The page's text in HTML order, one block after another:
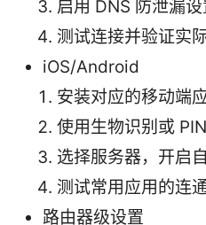
启用 DNS 防泄漏设
测试连接并验证实
iOS/Android
安装对应的移动端
使用生物识别或
选择服务器，开启
测试常用应用的连
路由器级设置